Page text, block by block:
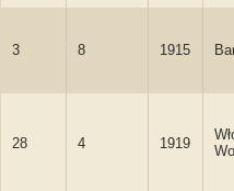
3 8 1915
28 4 1919